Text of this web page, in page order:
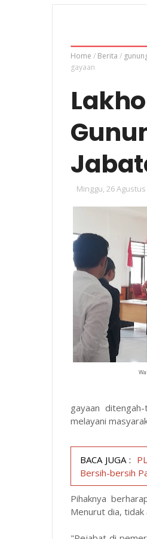
Home / Berita /
gayaan
Minggu, 26
gayaan
melayani
BACA JUGA :
Bersih-bersih
Pihaknya
Menurut dia,